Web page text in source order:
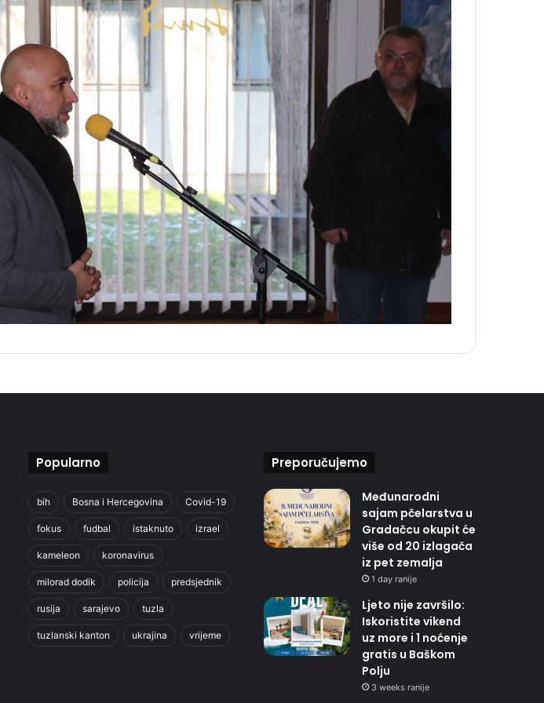
Popularno
bih Bosna i Hercegovina Covid-19
fokus fudbal istaknuto izrael
kameleon koronavirus
milorad dodik policija predsjednik
rusija sarajevo tuzla
tuzlanski kanton ukrajina vrijeme
Preporučujemo
Međunarodni
sajam pčelarstva u
Gradačcu okupit će
više od 20 izlagača
iz pet zemalja
1 day ranije
Ljeto nije završilo:
Iskoristite vikend
uz more i 1 noćenje
gratis u Baškom
Polju
3 weeks ranije